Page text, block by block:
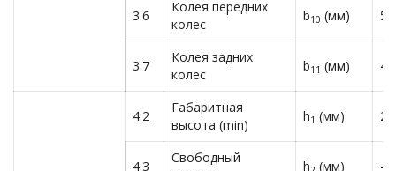
3.6
Колея передних
колес
b10 (мм)
3.7
Колея задних
колес
b11 (мм)
4.2
Габаритная
высота (min)
h1 (мм)
4.3
Свободный
h (мм) —